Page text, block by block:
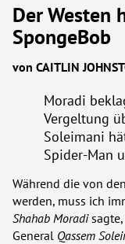
Der Westen
SpongeBob
von CAITLIN
Moradi
Vergeltung
Soleimani
Spider-Man
Während die von den
werden, muss ich
Shahab Moradisagte,
General Qassem